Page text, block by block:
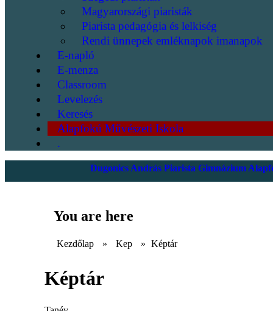
Magyarországi piaristák
Piarista pedagógia és lelkiség
Rendi ünnepek emléknapok imanapok
E-napló
E-menza
Classroom
Levelezés
Keresés
Alapfokú Művészeti Iskola
.
Dugonics András Piarista Gimnázium
You are here
Kezdőlap » Kep » Képtár
Képtár